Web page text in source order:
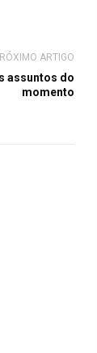
ARTIGO
assuntos do
momento